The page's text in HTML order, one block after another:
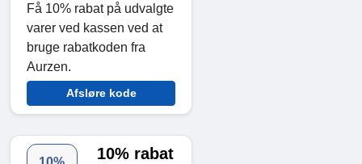
Få 10% rabat på udvalgte
varer ved kassen ved at
bruge rabatkoden fra
Aurzen.
Afsløre kode
10% rabat